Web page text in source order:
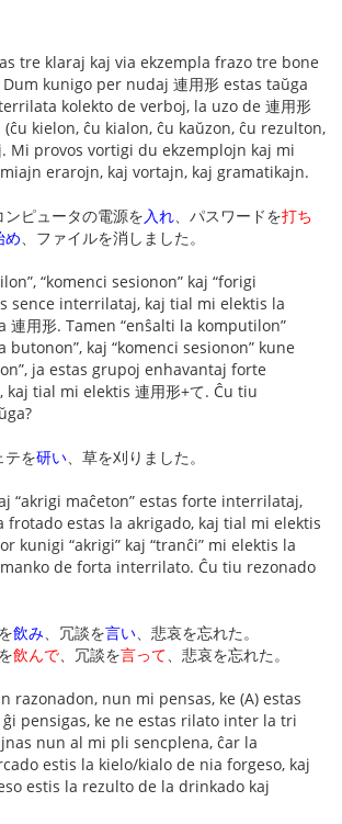
tre klaraj kaj via ekzempla frazo tre bone
kunigo per nudaj 連用形 estas taŭga
kolekto de verboj, la uzo de 連用形
kielon, ĉu kialon, ĉu kaŭzon, ĉu rezulton,
Mi provos vortigi du ekzemplojn kaj mi
erarojn, kaj vortajn, kaj gramatikajn.
ンピュータの電源を入れ、パスワードを打ち
め、ファイルを消しました。
“komenci sesionon” kaj “forigi
sence interrilataj, kaj tial mi elektis la
連用形. Tamen “enŝalti la komputilon”
butonon”, kaj “komenci sesionon” kune
ja estas grupoj enhavantaj forte
tial mi elektis 連用形+て. Ĉu tiu
テを研い、草を刈りました。
“akrigi maĉeton” estas forte interrilataj,
frotado estas la akrigado, kaj tial mi elektis
kunigi “akrigi” kaj “tranĉi” mi elektis la
de forta interrilato. Ĉu tiu rezonado
飲み、冗談を言い、悲哀を忘れた。
飲んで、冗談を言って、悲哀を忘れた。
razonadon, nun mi pensas, ke (A) estas
ĝi pensigas, ke ne estas rilato inter la tri
nun al mi pli sencplena, ĉar la
estis la kielo/kialo de nia forgeso, kaj
estis la rezulto de la drinkado kaj